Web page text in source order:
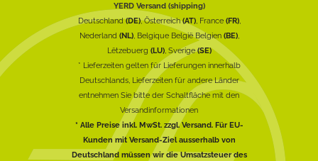
YERD Versand (shipping)
Deutschland(DE), Österreich(AT), France (FR),
Nederland (NL), Belgique België Belgien (BE),
Lëtzebuerg (LU), Sverige(SE)
* Lieferzeiten gelten für Lieferungen innerhalb
Deutschlands, Lieferzeiten für andere Länder
entnehmen Sie bitte der Schaltfläche mit den
Versandinformationen
* Alle Preise inkl. MwSt. zzgl. Versand. Für EU-
Kunden mit Versand-Ziel ausserhalb von
Deutschland müssen wir die Umsatzsteuer des